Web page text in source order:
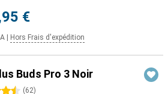
€
Hors Frais d'expédition
Buds Pro 3 Noir
(62)